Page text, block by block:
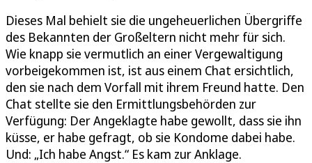
Dieses Mal behielt sie die ungeheuerlichen Übergriffe
des Bekannten der Großeltern nicht mehr für sich.
Wie knapp sie vermutlich an einer Vergewaltigung
vorbeigekommen ist, ist aus einem Chat ersichtlich,
den sie nach dem Vorfall mit ihrem Freund hatte. Den
Chat stellte sie den Ermittlungsbehörden zur
Verfügung: Der Angeklagte habe gewollt, dass sie ihn
küsse, er habe gefragt, ob sie Kondome dabei habe.
Und: „Ich habe Angst.“ Es kam zur Anklage.